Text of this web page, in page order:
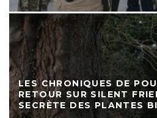
LES CHRONIQUES DE
RETOUR SUR SILENT
SECRÈTE DES PLANTES